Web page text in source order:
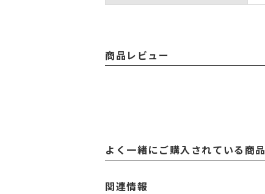
商品レビュー
よく一緒にご購入されている商品
関連情報